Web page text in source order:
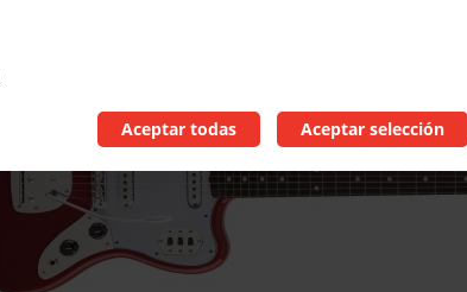
Series 60s Jaguar Lacquer
Aceptar todas Aceptar selección